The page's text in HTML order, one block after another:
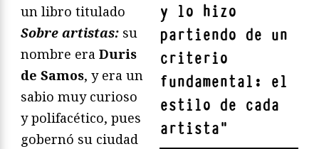
y lo hizo
partiendo de un
criterio
fundamental: el
estilo de cada
artista"
un libro titulado
Sobre artistas: su
nombre era Duris
de Samos, y era un
sabio muy curioso
y polifacético, pues
gobernó su ciudad